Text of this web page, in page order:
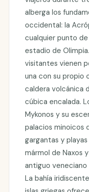
alberga los
occidental: la
cualquier punto de
estadio de
visitantes vienen
una con su propio
caldera volcánica
cúbica encalada.
Mykonos y su
palacios minoicos
gargantas y
mármol de Naxos
antiguo veneciano
La bahía